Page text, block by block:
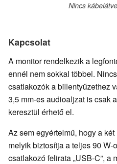
Nincs
Kapcsolat
A monitor rendelkezik a
ennél nem sokkal többel.
csatlakozók a billentyűzethez
3,5 mm-es audioaljzat is csak
keresztül érhető el.
Az sem egyértelmű, hogy a
melyik biztosítja a teljes 90 W-
csatlakozó felirata „USB-C”, a